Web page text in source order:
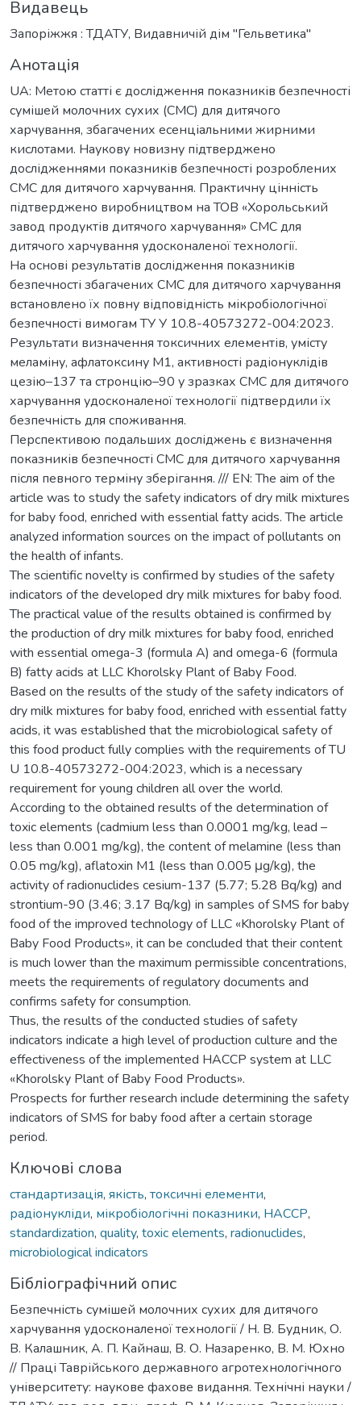
Видавець
Запоріжжя : ТДАТУ, Видавничій дім "Гельветика"
Анотація
UA: Метою статті є дослідження показників безпечності
сумішей молочних сухих (СМС) для дитячого
харчування, збагачених есенціальними жирними
кислотами. Наукову новизну підтверджено
дослідженнями показників безпечності розроблених
СМС для дитячого харчування. Практичну цінність
підтверджено виробництвом на ТОВ «Хорольський
завод продуктів дитячого харчування» СМС для
дитячого харчування удосконаленої технології.
Hа основі результатів дослідження показників
безпечності збагачених СМС для дитячого харчування
встановлено їх повну відповідність мікробіологічної
безпечності вимогам ТУ У 10.8-40573272-004:2023.
Результати визначення токсичних елементів, умісту
меламіну, афлатоксину М1, активності радіонуклідів
цезію–137 та стронцію–90 у зразках СМС для дитячого
харчування удосконаленої технології підтвердили їх
безпечність для споживання.
Перспективою подальших досліджень є визначення
показників безпечності СМС для дитячого харчування
після певного терміну зберігання. /// EN: The aim of the
article was to study the safety indicators of dry milk mixtures
for baby food, enriched with essential fatty acids. The article
analyzed information sources on the impact of pollutants on
the health of infants.
The scientific novelty is confirmed by studies of the safety
indicators of the developed dry milk mixtures for baby food.
The practical value of the results obtained is confirmed by
the production of dry milk mixtures for baby food, enriched
with essential omega-3 (formula A) and omega-6 (formula
B) fatty acids at LLC Khorolsky Plant of Baby Food.
Based on the results of the study of the safety indicators of
dry milk mixtures for baby food, enriched with essential fatty
acids, it was established that the microbiological safety of
this food product fully complies with the requirements of TU
U 10.8-40573272-004:2023, which is a necessary
requirement for young children all over the world.
According to the obtained results of the determination of
toxic elements (cadmium less than 0.0001 mg/kg, lead –
less than 0.001 mg/kg), the content of melamine (less than
0.05 mg/kg), aflatoxin M1 (less than 0.005 μg/kg), the
activity of radionuclides cesium-137 (5.77; 5.28 Bq/kg) and
strontium-90 (3.46; 3.17 Bq/kg) in samples of SMS for baby
food of the improved technology of LLC «Khorolsky Plant of
Baby Food Products», it can be concluded that their content
is much lower than the maximum permissible concentrations,
meets the requirements of regulatory documents and
confirms safety for consumption.
Thus, the results of the conducted studies of safety
indicators indicate a high level of production culture and the
effectiveness of the implemented HACCP system at LLC
«Khorolsky Plant of Baby Food Products».
Prospects for further research include determining the safety
indicators of SMS for baby food after a certain storage
period.
Ключові слова
стандартизація, якість, токсичні елементи,
радіонукліди, мікробіологічні показники, НАССР,
standardization, quality, toxic elements, radionuclides,
microbiological indicators
Бібліографічний опис
Безпечність сумішей молочних сухих для дитячого
харчування удосконаленої технології / Н. В. Будник, О.
В. Калашник, А. П. Кайнаш, В. О. Назаренко, В. М. Юхно
// Праці Таврійського державного агротехнологічного
університету: наукове фахове видання. Технічні науки /